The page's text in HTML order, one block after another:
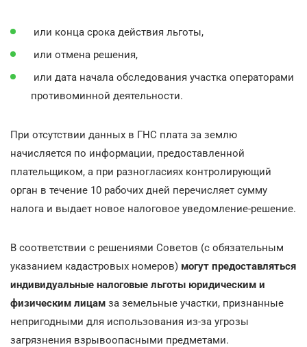
или конца срока действия льготы,
или отмена решения,
или дата начала обследования участка операторами
противоминной деятельности.
При отсутствии данных в ГНС плата за землю
начисляется по информации, предоставленной
плательщиком, а при разногласиях контролирующий
орган в течение 10 рабочих дней перечисляет сумму
налога и выдает новое налоговое уведомление-решение.
В соответствии с решениями Советов (с обязательным
указанием кадастровых номеров) могут предоставляться
индивидуальные налоговые льготы юридическим и
физическим лицам за земельные участки, признанные
непригодными для использования из-за угрозы
загрязнения взрывоопасными предметами.